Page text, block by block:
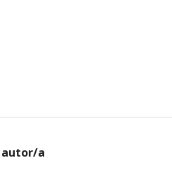
autor/a